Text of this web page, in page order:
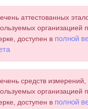
аттестованных
организацией
доступен в полной
средств измерений,
организацией
доступен в полной